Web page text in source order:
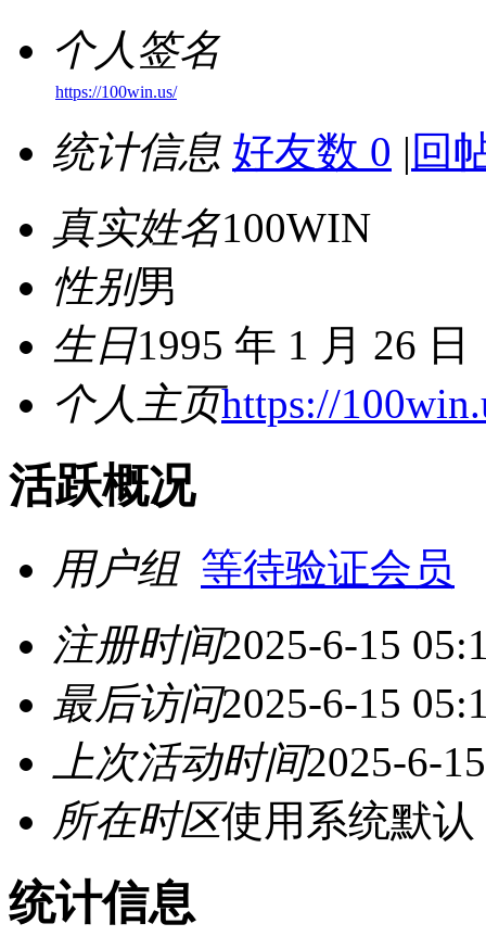
个人签名
https://100win.us/
统计信息 好友数 0 | 回
真实姓名100WIN
性别男
生日1995 年 1 月 26 日
个人主页https://
活跃概况
用户组 等待验证会员
注册时间2025-6-15
最后访问2025-6-15
上次活动时间2025-6-
所在时区使用系统默认
统计信息